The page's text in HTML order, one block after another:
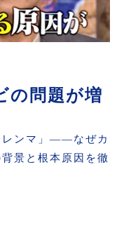
り入れ方
の問題が増
レンマ」――なぜカ
景と根本原因を徹